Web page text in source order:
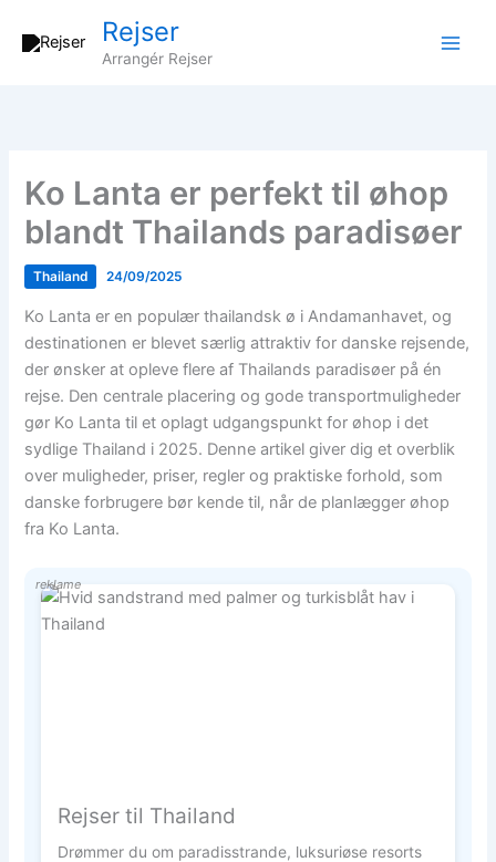
Rejser
Arrangér Rejser
Ko Lanta er perfekt til øhop
blandt Thailands paradisøer
Thailand 24/09/2025
Ko Lanta er en populær thailandsk ø i Andamanhavet, og
destinationen er blevet særlig attraktiv for danske rejsende,
der ønsker at opleve flere af Thailands paradisøer på én
rejse. Den centrale placering og gode transportmuligheder
gør Ko Lanta til et oplagt udgangspunkt for øhop i det
sydlige Thailand i 2025. Denne artikel giver dig et overblik
over muligheder, priser, regler og praktiske forhold, som
danske forbrugere bør kende til, når de planlægger øhop
fra Ko Lanta.
reklame
Rejser til Thailand
Drømmer du om paradisstrande, luksuriøse resorts